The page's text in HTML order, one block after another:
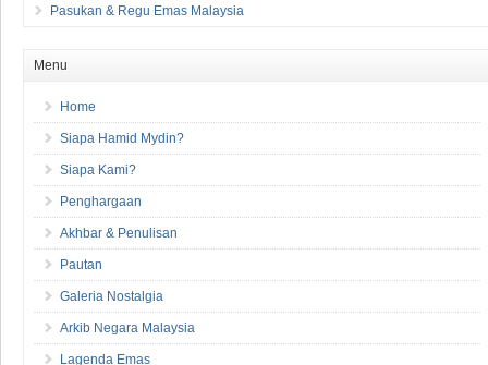
Pasukan & Regu Emas Malaysia
Menu
Home
Siapa Hamid Mydin?
Siapa Kami?
Penghargaan
Akhbar & Penulisan
Pautan
Galeria Nostalgia
Arkib Negara Malaysia
Lagenda Emas